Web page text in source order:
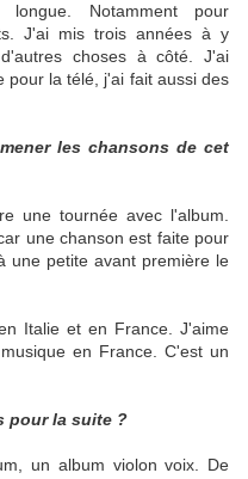
Notamment pour
J'ai mis trois années à y
choses à côté. J'ai
pour la télé, j'ai fait aussi des
les chansons de cet
une tournée avec l'album.
une chanson est faite pour
une petite avant première le
Italie et en France. J'aime
en France. C'est un
pour la suite ?
un album violon voix. De